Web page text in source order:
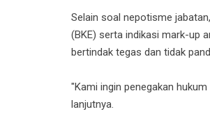
Selain soal nepotisme
(BKE) serta indikasi mark-up
bertindak tegas dan tidak
"Kami ingin penegakan
lanjutnya.